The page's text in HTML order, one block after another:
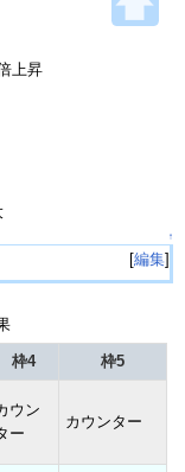
上昇
↑
[編集]
枠4 枠5
ウン
ー
カウンター